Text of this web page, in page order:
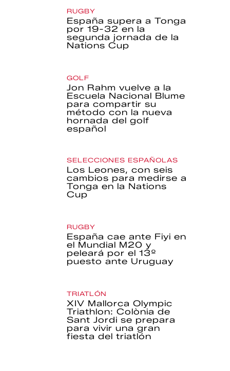
RUGBY
España supera a Tonga
por 19-32 en la
segunda jornada de la
Nations Cup
GOLF
Jon Rahm vuelve a la
Escuela Nacional Blume
para compartir su
método con la nueva
hornada del golf
español
SELECCIONES ESPAÑOLAS
Los Leones, con seis
cambios para medirse a
Tonga en la Nations
Cup
RUGBY
España cae ante Fiyi en
el Mundial M20 y
peleará por el 13º
puesto ante Uruguay
TRIATLÓN
XIV Mallorca Olympic
Triathlon: Colònia de
Sant Jordi se prepara
para vivir una gran
fiesta del triatlón